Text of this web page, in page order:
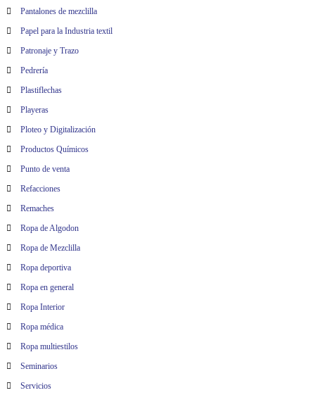
Pantalones de mezclilla
Papel para la Industria textil
Patronaje y Trazo
Pedrería
Plastiflechas
Playeras
Ploteo y Digitalización
Productos Químicos
Punto de venta
Refacciones
Remaches
Ropa de Algodon
Ropa de Mezclilla
Ropa deportiva
Ropa en general
Ropa Interior
Ropa médica
Ropa multiestilos
Seminarios
Servicios